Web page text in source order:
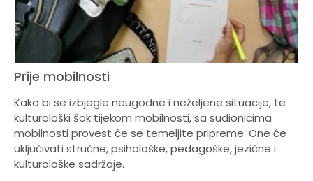
Prije mobilnosti
Kako bi se izbjegle neugodne i neželjene situacije, te
kulturološki šok tijekom mobilnosti, sa sudionicima
mobilnosti provest će se temeljite pripreme. One će
uključivati stručne, psihološke, pedagoške, jezične i
kulturološke sadržaje.